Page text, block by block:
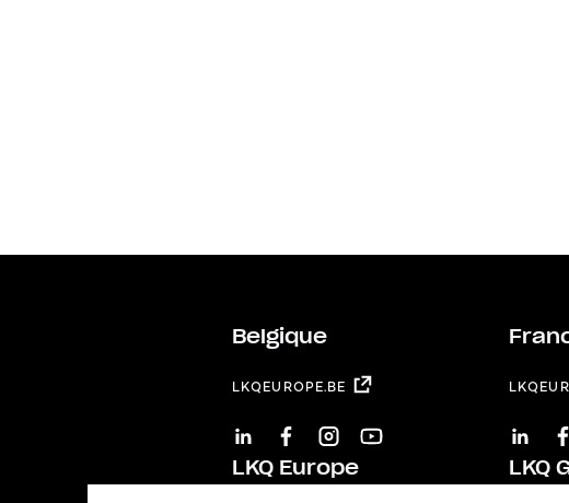
Belgique
LKQEUROPE.BE
LINKEDINFACEBOOKINSTAGRAM
YOUTUBE
LKQ Europe LKQ